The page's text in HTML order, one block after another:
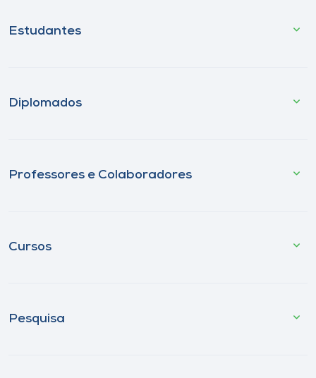
Estudantes
Diplomados
Professores e Colaboradores
Cursos
Pesquisa